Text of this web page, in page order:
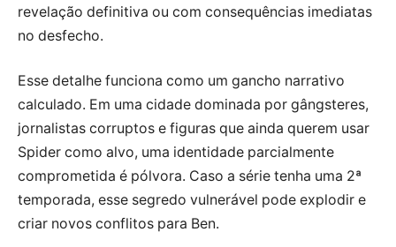
revelação definitiva ou com consequências imediatas
no desfecho.
Esse detalhe funciona como um gancho narrativo
calculado. Em uma cidade dominada por gângsteres,
jornalistas corruptos e figuras que ainda querem usar
Spider como alvo, uma identidade parcialmente
comprometida é pólvora. Caso a série tenha uma 2ª
temporada, esse segredo vulnerável pode explodir e
criar novos conflitos para Ben.